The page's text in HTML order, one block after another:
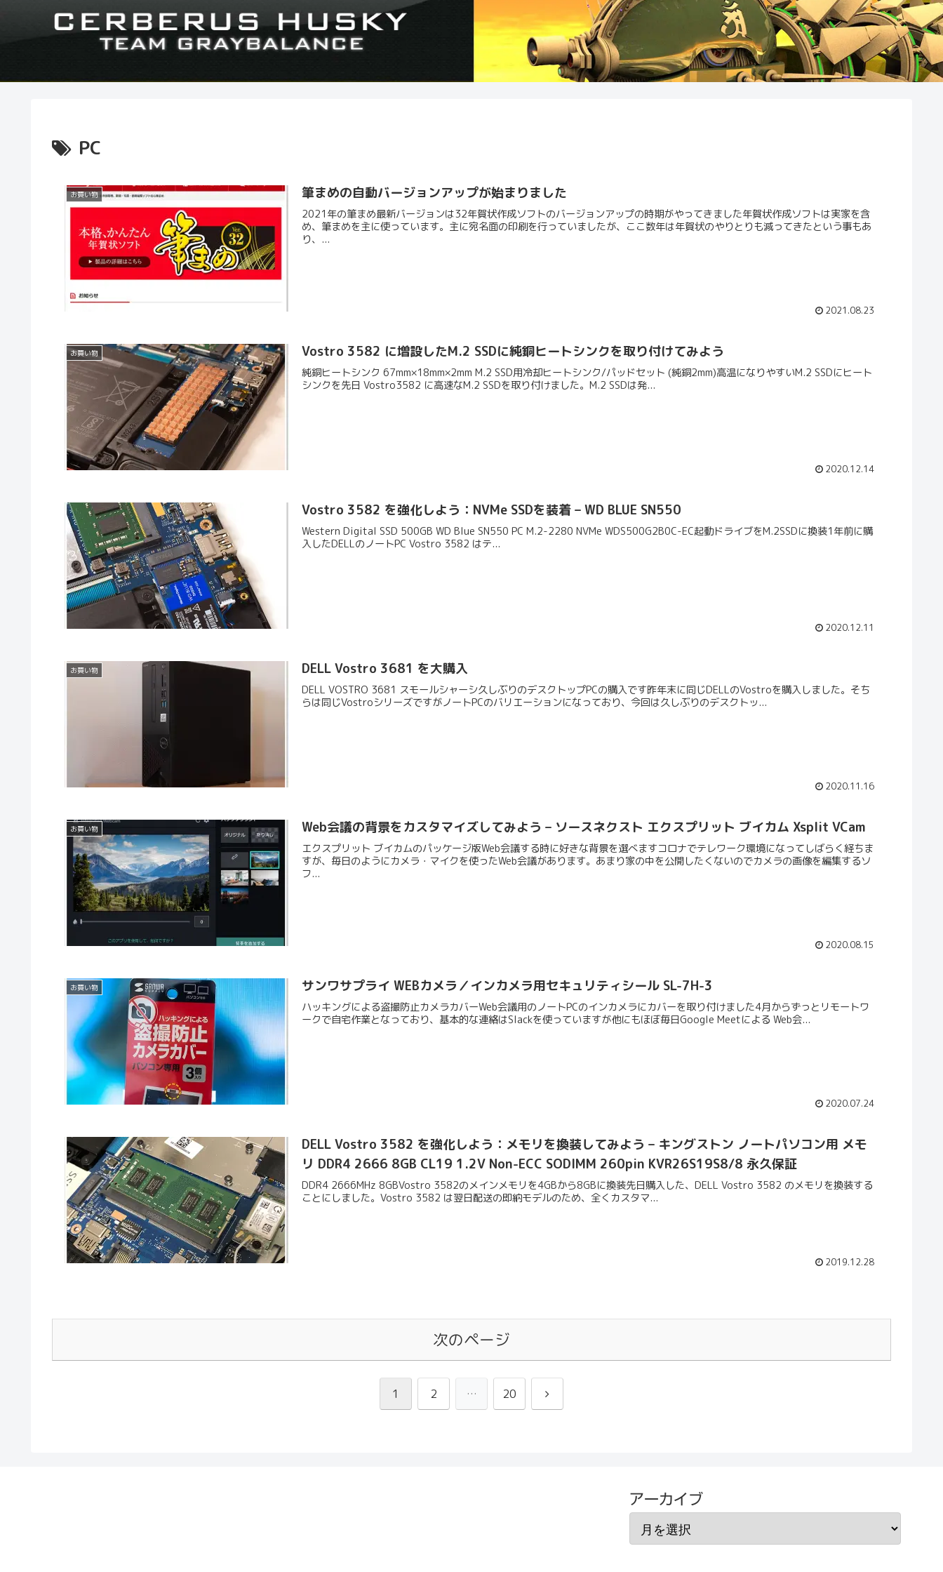
PC
お買い物 筆まめの自動バージョンアップが始まりました
2021年の筆まめ最新バージョンは32年賀状作成ソフトのバージョンアップの時期がやってきました年賀状作成ソフトは実家を含
め、筆まめを主に使っています。主に宛名面の印刷を行っていましたが、ここ数年は年賀状のやりとりも減ってきたという事もあ
り、...
2021.08.23
お買い物 Vostro 3582 に増設したM.2 SSDに純銅ヒートシンクを取り付けてみよう
純銅ヒートシンク 67mm×18mm×2mm M.2 SSD用冷却ヒートシンク/パッドセット (純銅2mm)高温になりやすいM.2 SSDにヒート
シンクを先日 Vostro3582 に高速なM.2 SSDを取り付けました。M.2 SSDは発...
2020.12.14
Vostro 3582 を強化しよう：NVMe SSDを装着 – WD BLUE SN550
Western Digital SSD 500GB WD Blue SN550 PC M.2-2280 NVMe WDS500G2B0C-EC起動ドライブをM.2SSDに換装1年前に購
入したDELLのノートPC Vostro 3582 はテ...
2020.12.11
お買い物 DELL Vostro 3681 を大購入
DELL VOSTRO 3681 スモールシャーシ久しぶりのデスクトップPCの購入です昨年末に同じDELLのVostroを購入しました。そち
らは同じVostroシリーズですがノートPCのバリエーションになっており、今回は久しぶりのデスクトッ...
2020.11.16
お買い物 Web会議の背景をカスタマイズしてみよう – ソースネクスト エクスプリット ブイカム Xsplit VCam
エクスプリット ブイカムのパッケージ版Web会議する時に好きな背景を選べますコロナでテレワーク環境になってしばらく経ちま
すが、毎日のようにカメラ・マイクを使ったWeb会議があります。あまり家の中を公開したくないのでカメラの画像を編集するソ
フ...
2020.08.15
お買い物 サンワサプライ WEBカメラ／インカメラ用セキュリティシール SL-7H-3
ハッキングによる盗撮防止カメラカバーWeb会議用のノートPCのインカメラにカバーを取り付けました4月からずっとリモートワ
ークで自宅作業となっており、基本的な連絡はSlackを使っていますが他にもほぼ毎日Google Meetによる Web会...
2020.07.24
DELL Vostro 3582 を強化しよう：メモリを換装してみよう – キングストン ノートパソコン用 メモ
リ DDR4 2666 8GB CL19 1.2V Non-ECC SODIMM 260pin KVR26S19S8/8 永久保証
DDR4 2666MHz 8GBVostro 3582のメインメモリを4GBから8GBに換装先日購入した、DELL Vostro 3582 のメモリを換装する
ことにしました。Vostro 3582 は翌日配送の即納モデルのため、全くカスタマ...
2019.12.28
次のページ
1 2 … 20
次
アーカイブ